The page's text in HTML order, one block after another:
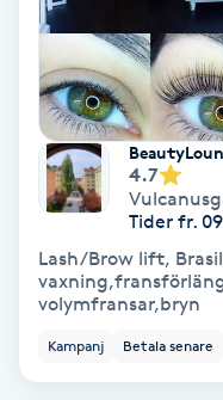
Färgning
Föning
Gel naglar
Gelenaglar
4.7
Tider fr.
Lash/Brow lift,
volymfransar,bryn
Kampanj Betala senare